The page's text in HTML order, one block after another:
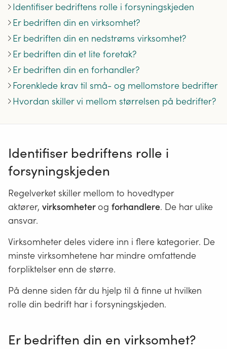
Identifiser bedriftens rolle i forsyningskjeden
Er bedriften din en virksomhet?
Er bedriften din en nedstrøms virksomhet?
Er bedriften din et lite foretak?
Er bedriften din en forhandler?
Forenklede krav til små- og mellomstore bedrifter
Hvordan skiller vi mellom størrelsen på bedrifter?
Identifiser bedriftens rolle i
forsyningskjeden
Regelverket skiller mellom to hovedtyper
aktører, virksomheter og forhandlere. De har ulike
ansvar.
Virksomheter deles videre inn i flere kategorier. De
minste virksomhetene har mindre omfattende
forpliktelser enn de større.
På denne siden får du hjelp til å finne ut hvilken
rolle din bedrift har i forsyningskjeden.
Er bedriften din en virksomhet?